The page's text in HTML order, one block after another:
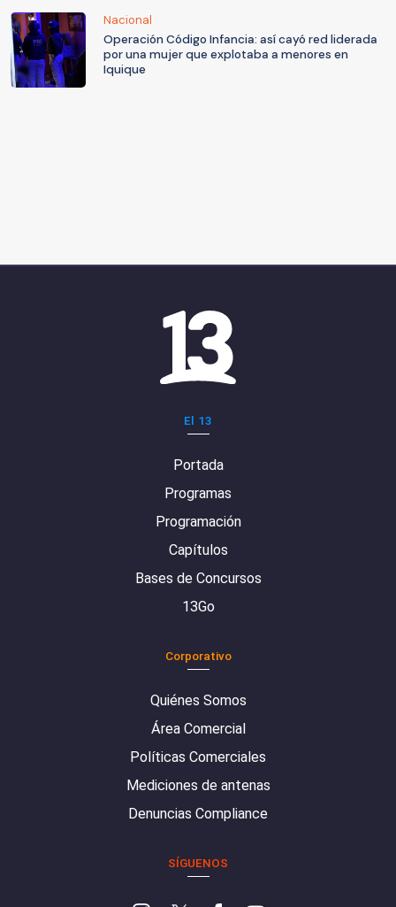
Nacional
Operación Código Infancia: así cayó red liderada
por una mujer que explotaba a menores en
Iquique
El 13
Portada
Programas
Programación
Capítulos
Bases de Concursos
13Go
Corporativo
Quiénes Somos
Área Comercial
Políticas Comerciales
Mediciones de antenas
Denuncias Compliance
SÍGUENOS